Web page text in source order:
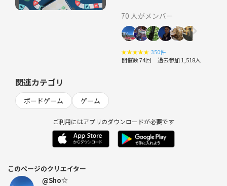
70 人がメンバー
★★★★★ 350件
開催数 74回 過去参加 1,518人
関連カテゴリ
ボードゲーム ゲーム
ご利用にはアプリのダウンロードが必要です
このページのクリエイター
@Sho☆